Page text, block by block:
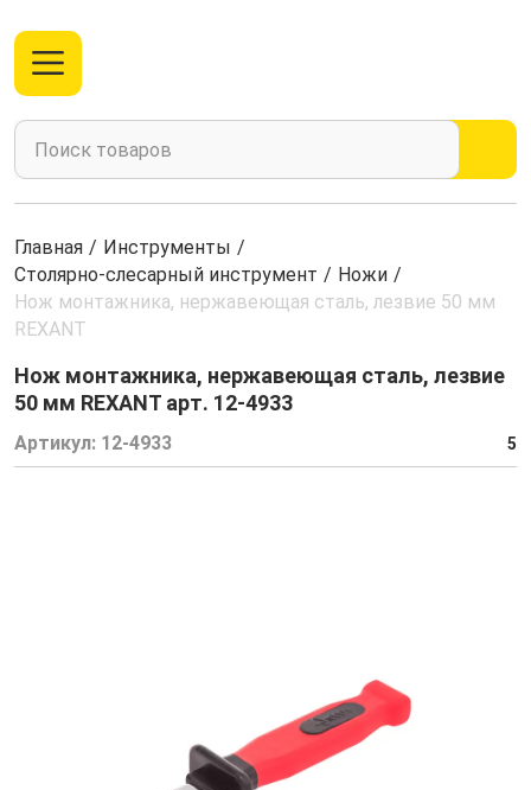
Главная / Инструменты /
Столярно-слесарный инструмент / Ножи /
Нож монтажника, нержавеющая сталь, лезвие 50 мм
REXANT
Нож монтажника, нержавеющая сталь, лезвие
50 мм REXANT арт. 12-4933
Артикул: 12-4933 5